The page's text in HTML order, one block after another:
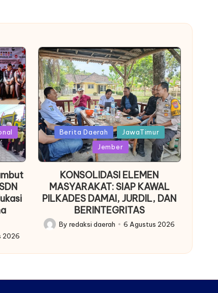
2026
Posted
in
Berita Daerah
JawaTimur
Jember
KONSOLIDASI ELEMEN
MASYARAKAT: SIAP KAWAL
PILKADES DAMAI, JURDIL, DAN
BERINTEGRITAS
Posted
Byredaksi daerah 6 Agustus 2026